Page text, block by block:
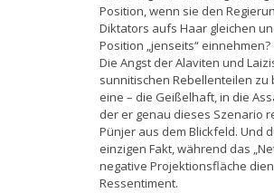
Position, wenn sie den
Diktators aufs Haar gleichen
Position „jenseits“ einnehmen?
Die Angst der Alaviten und
sunnitischen Rebellenteilen zu
eine – die Geißelhaft, in die
der er genau dieses Szenario
Pünjer aus dem Blickfeld. Und
einzigen Fakt, während das
negative Projektionsfläche
Ressentiment.